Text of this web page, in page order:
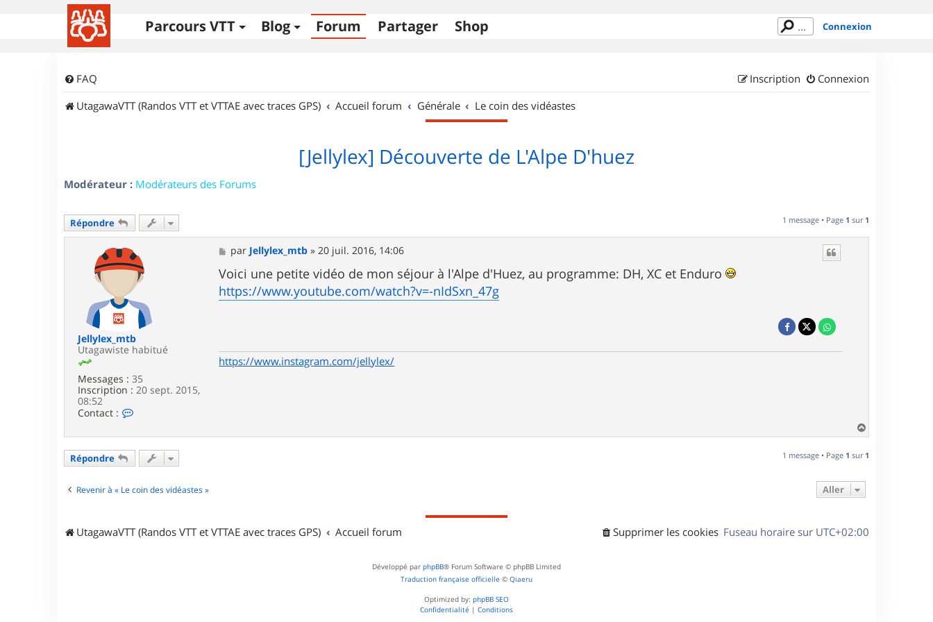
Parcours VTT Blog Forum Partager Shop Connexion
FAQ Connexion
Inscription
UtagawaVTT (Randos VTT et VTTAE avec traces GPS)
Accueil forum Générale Le coin des vidéastes
[Jellylex] Découverte de L'Alpe D'huez
Modérateur : Modérateurs des Forums
Répondre 1 message • Page 1 sur 1
Jellylex_mtb
Utagawiste habitué
Messages : 35
Inscription : 20 sept. 2015,
08:52
Contact :
c
e
l
M
e
s
s
a
g
par Jellylex_mtb »20 juil. 2016, 14:06
Voici une petite vidéo de mon séjour à l'Alpe d'Huez, au programme: DH, XC et Enduro
https://www.youtube.com/watch?v=-nIdSxn_47g
https://www.instagram.com/jellylex/
a
t
Répondre 1 message • Page 1 sur 1
Revenir à « Le coin des vidéastes » Aller
UtagawaVTT (Randos VTT et VTTAE avec traces GPS) Accueil forum Fuseau horaire sur UTC+02:00
Supprimer les cookies
Développé par phpBB® Forum Software © phpBB Limited
Traduction française officielle © Qiaeru
Optimized by: phpBB SEO
Confidentialité | Conditions